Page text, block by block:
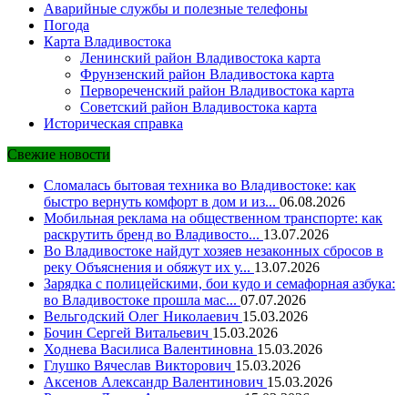
Владивосток — городской сайт
Аварийные службы и полезные телефоны
Погода
Карта Владивостока
Ленинский район Владивостока карта
Фрунзенский район Владивостока карта
Первореченский район Владивостока карта
Советский район Владивостока карта
Историческая справка
Свежие новости
Сломалась бытовая техника во Владивостоке: как
быстро вернуть комфорт в дом и из... 06.08.2026
Мобильная реклама на общественном транспорте: как
раскрутить бренд во Владивосто... 13.07.2026
Во Владивостоке найдут хозяев незаконных сбросов в
реку Объяснения и обяжут их у... 13.07.2026
Зарядка с полицейскими, бои кудо и семафорная азбука:
во Владивостоке прошла мас... 07.07.2026
Вельгодский Олег Николаевич 15.03.2026
Бочин Сергей Витальевич 15.03.2026
Ходнева Василиса Валентиновна 15.03.2026
Глушко Вячеслав Викторович 15.03.2026
Аксенов Александр Валентинович 15.03.2026